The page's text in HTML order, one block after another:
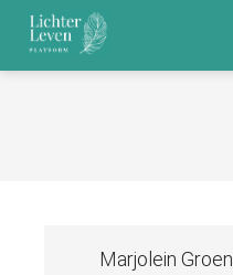
Marjolein Groen